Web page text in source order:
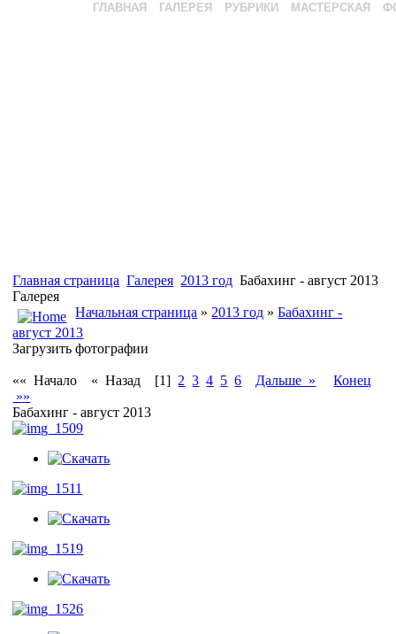
ГЛАВНАЯ ГАЛЕРЕЯ РУБРИКИ МАСТЕРСКАЯ
Главная страница Галерея 2013 год Бабахинг - август 2013
Галерея
Начальная страница » 2013 год »Бабахинг -
август 2013
Загрузить фотографии
«« Начало « Назад [1] 2 3 4 5 6 Дальше »
Конец
»»
Бабахинг - август 2013